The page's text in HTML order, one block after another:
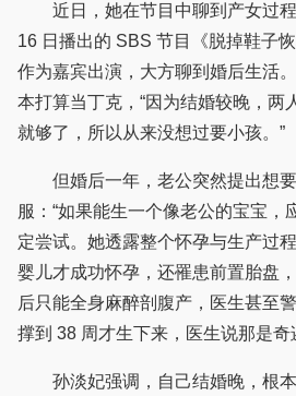
近日，她在节目中聊到产女过程
16 日播出的 SBS 节目《脱掉鞋子
作为嘉宾出演，大方聊到婚后生活
本打算当丁克，“因为结婚较晚，两
就够了，所以从来没想过要小孩。”
但婚后一年，老公突然提出想要
服：“如果能生一个像老公的宝宝，
定尝试。她透露整个怀孕与生产过
婴儿才成功怀孕，还罹患前置胎盘
后只能全身麻醉剖腹产，医生甚至
撑到 38 周才生下来，医生说那是奇
孙淡妃强调，自己结婚晚，根本